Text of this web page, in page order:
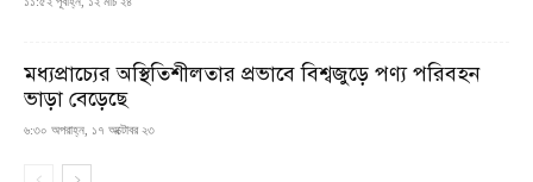
মধ্যপ্রাচ্যের অস্থিতিশীলতার প্রভাবে বিশ্বজুড়ে পণ্য পরিবহন
ভাড়া বেড়েছে
৬:৩০ অপরাহ্ন, ১৭ অক্টোবর ২৩